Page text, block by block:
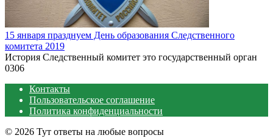
15 января празднуем День образования Следственного
комитета 2019
История Следственный комитет это государственный орган
0306
Контакты
Пользовательское соглашение
Политика конфиденциальности
© 2026 Тут ответы на любые вопросы